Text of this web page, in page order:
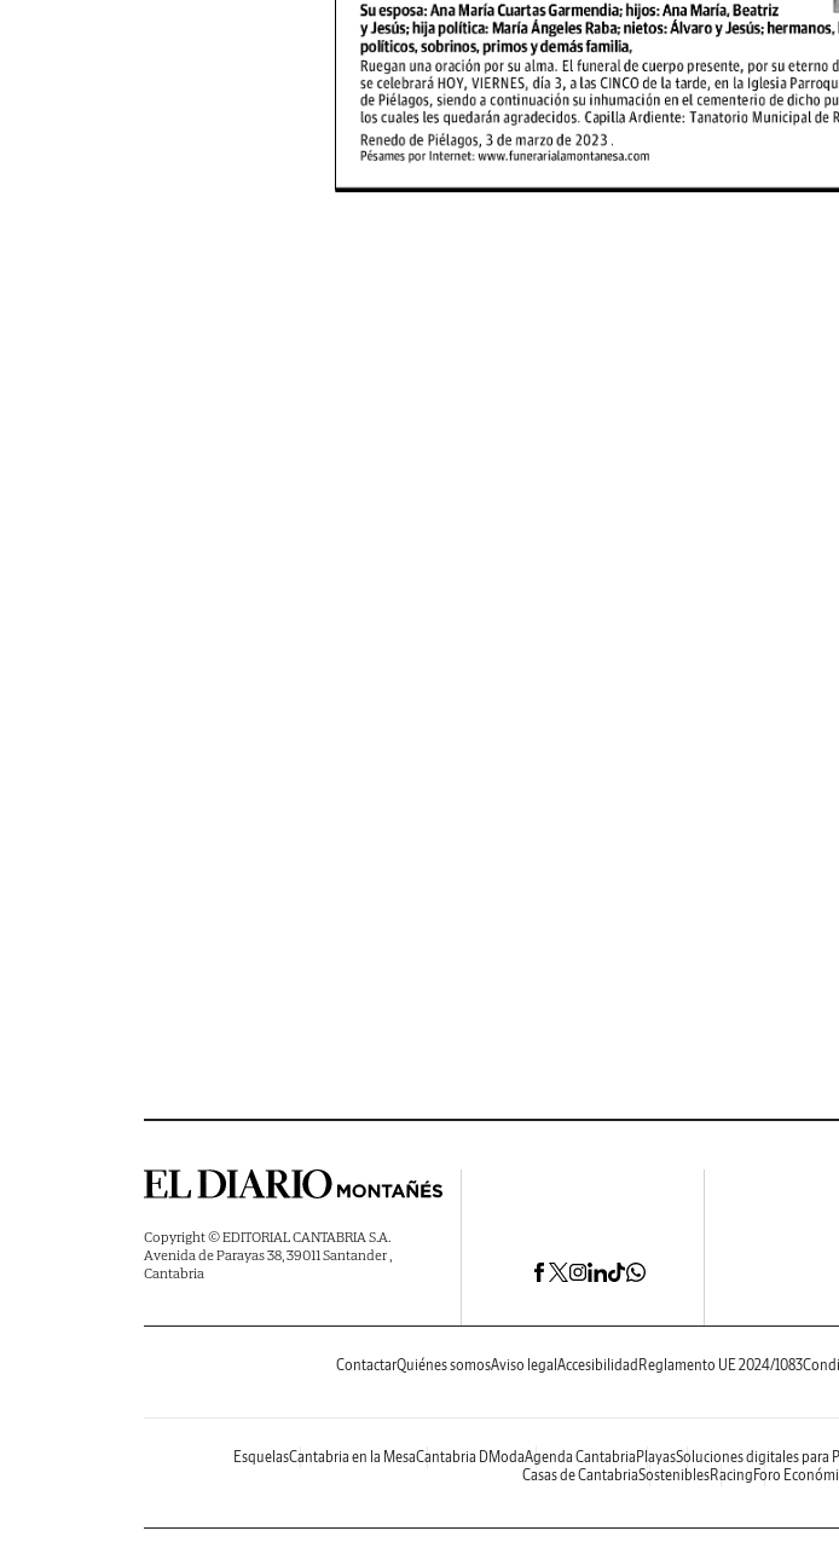
Copyright © EDITORIAL CANTABRIA S.A.
Avenida de Parayas 38, 39011 Santander ,
Cantabria
ContactarQuiénes somosAviso legal Accesibilidad Reglamento UE 2024/1083
EsquelasCantabria en la MesaCantabria DModaAgenda Cantabria PlayasSoluciones digitales para
Casas de CantabriaSosteniblesRacing Foro